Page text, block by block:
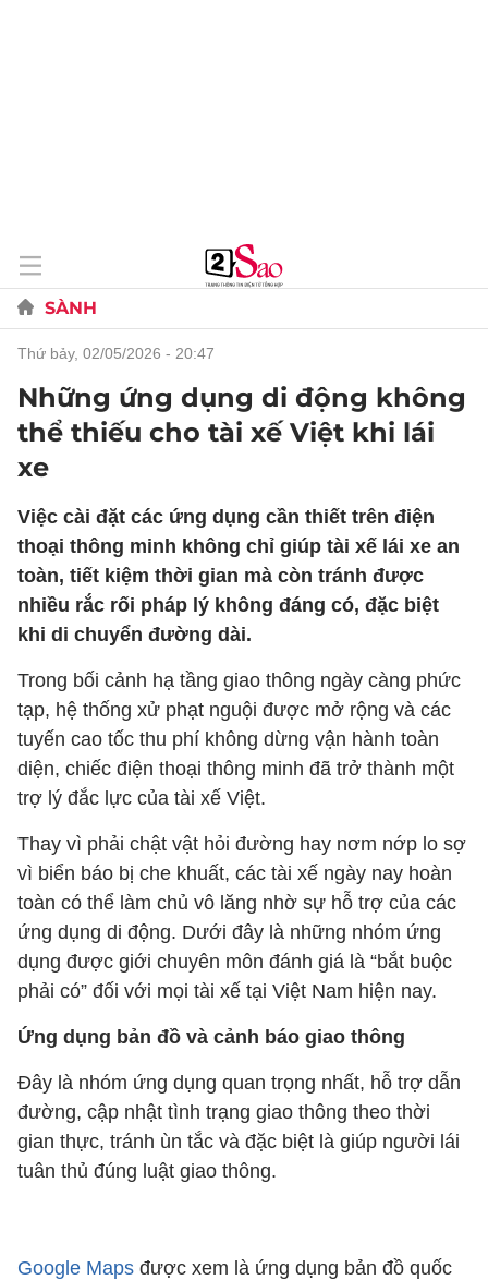
SÀNH
thứ bảy, 02/05/2026 - 20:47
Những ứng dụng di động không
thể thiếu cho tài xế Việt khi lái
xe
Việc cài đặt các ứng dụng cần thiết trên điện
thoại thông minh không chỉ giúp tài xế lái xe an
toàn, tiết kiệm thời gian mà còn tránh được
nhiều rắc rối pháp lý không đáng có, đặc biệt
khi di chuyển đường dài.
Trong bối cảnh hạ tầng giao thông ngày càng phức
tạp, hệ thống xử phạt nguội được mở rộng và các
tuyến cao tốc thu phí không dừng vận hành toàn
diện, chiếc điện thoại thông minh đã trở thành một
trợ lý đắc lực của tài xế Việt.
Thay vì phải chật vật hỏi đường hay nơm nớp lo sợ
vì biển báo bị che khuất, các tài xế ngày nay hoàn
toàn có thể làm chủ vô lăng nhờ sự hỗ trợ của các
ứng dụng di động. Dưới đây là những nhóm ứng
dụng được giới chuyên môn đánh giá là “bắt buộc
phải có” đối với mọi tài xế tại Việt Nam hiện nay.
Ứng dụng bản đồ và cảnh báo giao thông
Đây là nhóm ứng dụng quan trọng nhất, hỗ trợ dẫn
đường, cập nhật tình trạng giao thông theo thời
gian thực, tránh ùn tắc và đặc biệt là giúp người lái
tuân thủ đúng luật giao thông.
Google Maps được xem là ứng dụng bản đồ quốc